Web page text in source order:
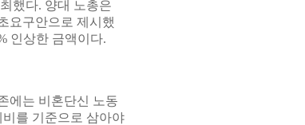
했다. 양대 노총은
요구안으로 제시했
인상한 금액이다.
에는 비혼단신 노동
를 기준으로 삼아야